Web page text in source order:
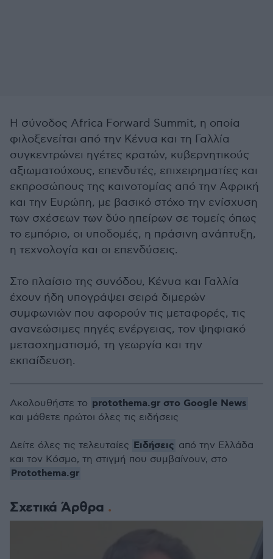
H σύνοδος Africa Forward Summit, η οποία
φιλοξενείται από την Κένυα και τη Γαλλία
συγκεντρώνει ηγέτες κρατών, κυβερνητικούς
αξιωματούχους, επενδυτές, επιχειρηματίες και
εκπροσώπους της καινοτομίας από την Αφρική
και την Ευρώπη, με βασικό στόχο την ενίσχυση
των σχέσεων των δύο ηπείρων σε τομείς όπως
το εμπόριο, οι υποδομές, η πράσινη ανάπτυξη,
η τεχνολογία και οι επενδύσεις.
Στο πλαίσιο της συνόδου, Κένυα και Γαλλία
έχουν ήδη υπογράψει σειρά διμερών
συμφωνιών που αφορούν τις μεταφορές, τις
ανανεώσιμες πηγές ενέργειας, τον ψηφιακό
μετασχηματισμό, τη γεωργία και την
εκπαίδευση.
Σχετικά Άρθρα
Ακολουθήστε το protothema.gr στο Google News
και μάθετε πρώτοι όλες τις ειδήσεις
Δείτε όλες τις τελευταίες Ειδήσεις από την Ελλάδα
και τον Κόσμο, τη στιγμή που συμβαίνουν, στο
Protothema.gr